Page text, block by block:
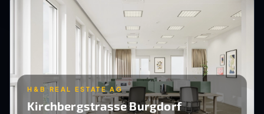
H&B REAL ESTATE AG
Kirchbergstrasse Burgdorf